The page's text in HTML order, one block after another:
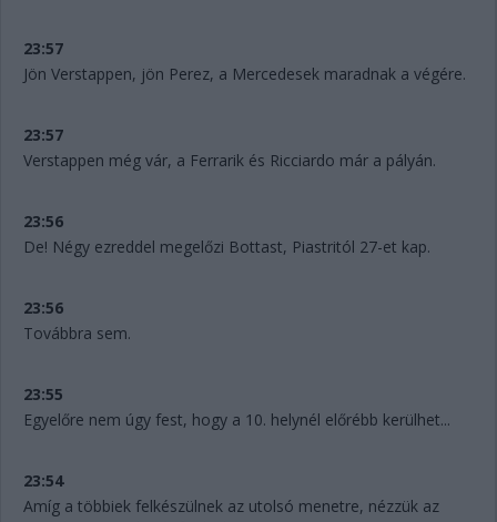
23:57
Jön Verstappen, jön Perez, a Mercedesek maradnak a végére.
23:57
Verstappen még vár, a Ferrarik és Ricciardo már a pályán.
23:56
De! Négy ezreddel megelőzi Bottast, Piastritól 27-et kap.
23:56
Továbbra sem.
23:55
Egyelőre nem úgy fest, hogy a 10. helynél előrébb kerülhet...
23:54
Amíg a többiek felkészülnek az utolsó menetre, nézzük az